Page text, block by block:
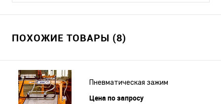
ПОХОЖИЕ ТОВАРЫ (8)
Пневматическая зажим
Цена по запросу